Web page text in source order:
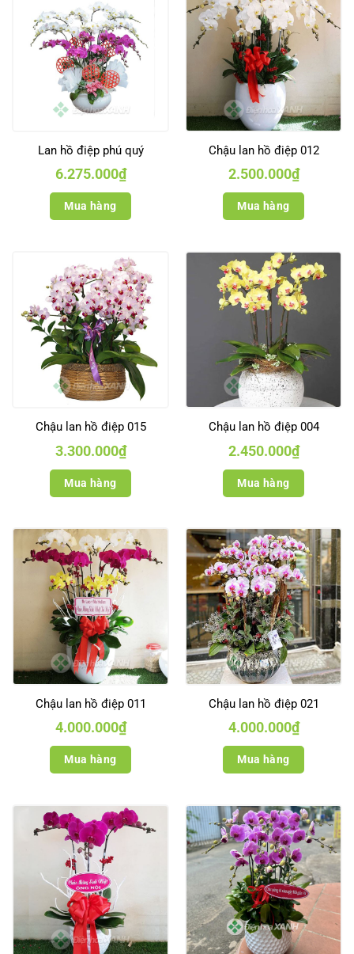
Lan hồ điệp phú quý
6.275.000₫
Mua hàng
Chậu lan hồ điệp 012
2.500.000₫
Mua hàng
Chậu lan hồ điệp 015
3.300.000₫
Mua hàng
Chậu lan hồ điệp 004
2.450.000₫
Mua hàng
Chậu lan hồ điệp 011
4.000.000₫
Mua hàng
Chậu lan hồ điệp 021
4.000.000₫
Mua hàng